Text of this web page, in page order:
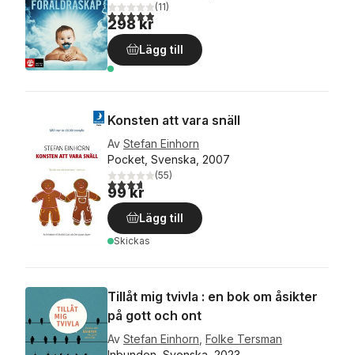
4,9utav 5 stjärnor. Totalt antal röster:
(11)
298 kr
Lägg till
Konsten att vara snäll
Av Stefan Einhorn
Pocket, Svenska, 2007
3,7utav 5 stjärnor. Totalt antal röster:
(55)
99 kr
Lägg till
Skickas
Tillåt mig tvivla : en bok om åsikter
på gott och ont
Av Stefan Einhorn Folke Tersman